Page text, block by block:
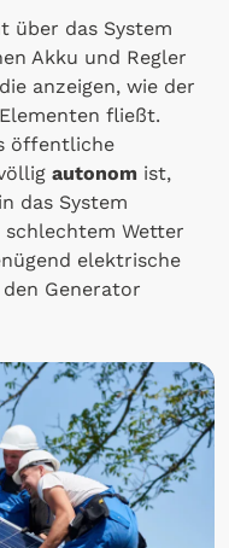
über das System
Akku und Regler
anzeigen, wie der
fließt.
öffentliche
autonom ist,
in das System
Wetter
elektrische
Generator